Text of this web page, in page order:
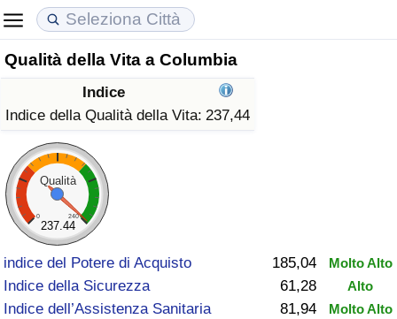
Qualità della Vita a Columbia
Indice
Indice della Qualità della Vita: 237,44
Qualità
0 240
237.44
indice del Potere di Acquisto 185,04 Molto Alto
Indice della Sicurezza 61,28 Alto
Indice dell’Assistenza Sanitaria 81,94 Molto Alto
Costo della vita
Indice Del Costo Della Vita (corrente)
Indice Del Costo Della Vita
Indice del Costo della Vita per Nazione
ad Aqaba
Prezzi degli immobili
Indice del Prezzo delle Case (Corrente)
Indice del Prezzo delle Case
Indice del Prezzo delle Case per Nazione
Qualità della Vita
Indice della Qualità della Vita
Indice della Qualità della Vita (Corrente)
Indice della qualità della vita per Paese
Criminalità
Indice del Tasso di Criminalità (Corrente)